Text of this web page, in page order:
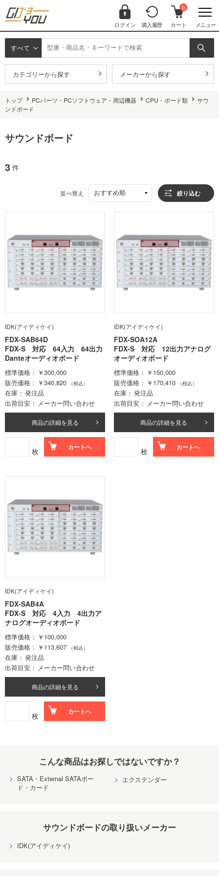
ログイン 購入履歴
0
カート メニュー
すべて
カテゴリーから探す メーカーから探す
トップ PCパーツ・PCソフトウェア・周辺機器 CPU・ボード類
サウ
ンドボード
サウンドボード
3 件
並べ替え おすすめ順 絞り込む
IDK(アイディケイ)
FDX-SAB64D
FDX-S 対応 64入力 64出力
Danteオーディオボード
標準価格
￥300,000
販売価格
￥340,820 （税込）
在庫
発注品
出荷目安
メーカー問い合わせ
商品の詳細を見る
枚 カートへ
IDK(アイディケイ)
FDX-SOA12A
FDX-S 対応 12出力アナログ
オーディオボード
標準価格
￥150,000
販売価格
￥170,410 （税込）
在庫
発注品
出荷目安
メーカー問い合わせ
商品の詳細を見る
枚 カートへ
IDK(アイディケイ)
FDX-SAB4A
FDX-S 対応 4入力 4出力ア
ナログオーディオボード
標準価格
￥100,000
販売価格
￥113,607 （税込）
在庫
発注品
出荷目安
メーカー問い合わせ
商品の詳細を見る
枚 カートへ
こんな商品はお探しではないですか？
SATA・External SATAボー
ド・カード
エクステンダー
サウンドボードの取り扱いメーカー
IDK(アイディケイ)